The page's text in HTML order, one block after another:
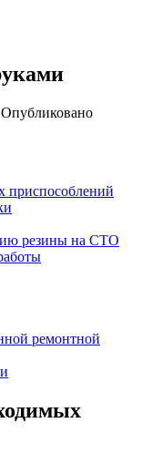
Опубликовано
приспособлений
резины на СТО
ремонтной